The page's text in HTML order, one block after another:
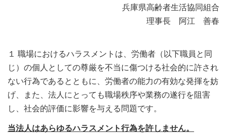
兵庫県高齢者生活協同組合
理事長 阿江 善春
１ 職場におけるハラスメントは、労働者（以下職員と同
じ）の個人としての尊厳を不当に傷つける社会的に許され
ない行為であるとともに、労働者の能力の有効な発揮を妨
げ、また、法人にとっても職場秩序や業務の遂行を阻害
し、社会的評価に影響を与える問題です。
当法人はあらゆるハラスメント行為を許しません。